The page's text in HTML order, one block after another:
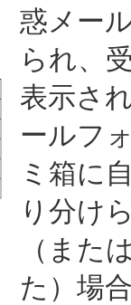
惑メー
られ、
表示さ
ールフ
ミ箱に
り分け
（また
た）場